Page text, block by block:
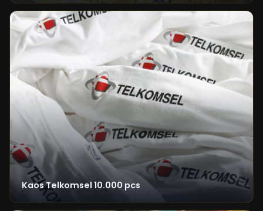
Kaos Telkomsel 10.000 pcs